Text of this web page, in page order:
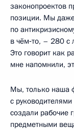
законопроектов
позиции. Мы
по
в чём‑то, – 280 с
Это говорит как
мне напомнили,
Мы, только наша
с
создали рабочие
предметными